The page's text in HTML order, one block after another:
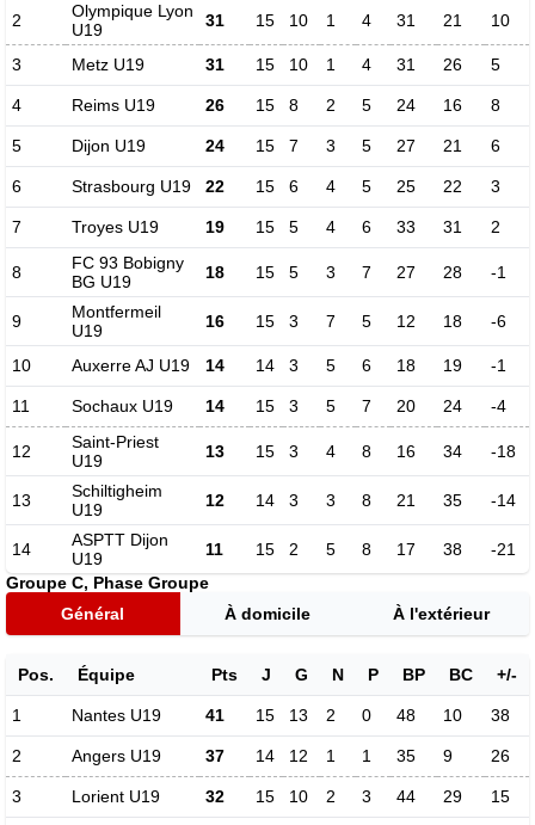
2
Olympique Lyon
U19
31 15 10 1 4 31 21 10
3 Metz U19 31 15 10 1 4 31 26 5
4 Reims U19 26 15 8 2 5 24 16 8
5 Dijon U19 24 15 7 3 5 27 21 6
6 Strasbourg U19 22 15 6 4 5 25 22 3
7 Troyes U19 19 15 5 4 6 33 31 2
8
FC 93 Bobigny
BG U19
18 15 5 3 7 27 28 -1
9
Montfermeil
U19
16 15 3 7 5 12 18 -6
10 Auxerre AJ U19 14 14 3 5 6 18 19 -1
11 Sochaux U19 14 15 3 5 7 20 24 -4
12
Saint-Priest
U19
13 15 3 4 8 16 34 -18
13
Schiltigheim
U19
12 14 3 3 8 21 35 -14
14
ASPTT Dijon
U19
11 15 2 5 8 17 38
-21
Groupe C, Phase Groupe
Général
À domicile À l'extérieur
Pos. Équipe Pts J G N P BP BC +/-
1 Nantes U19 41 15 13 2 0 48 10 38
2 Angers U19 37 14 12 1 1 35 9 26
3 Lorient U19 32 15 10 2 3 44 29 15